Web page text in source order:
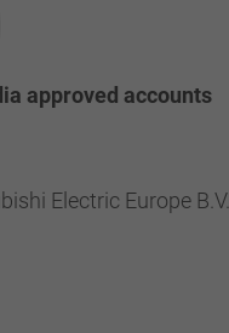
approved accounts
Electric Europe B.V.